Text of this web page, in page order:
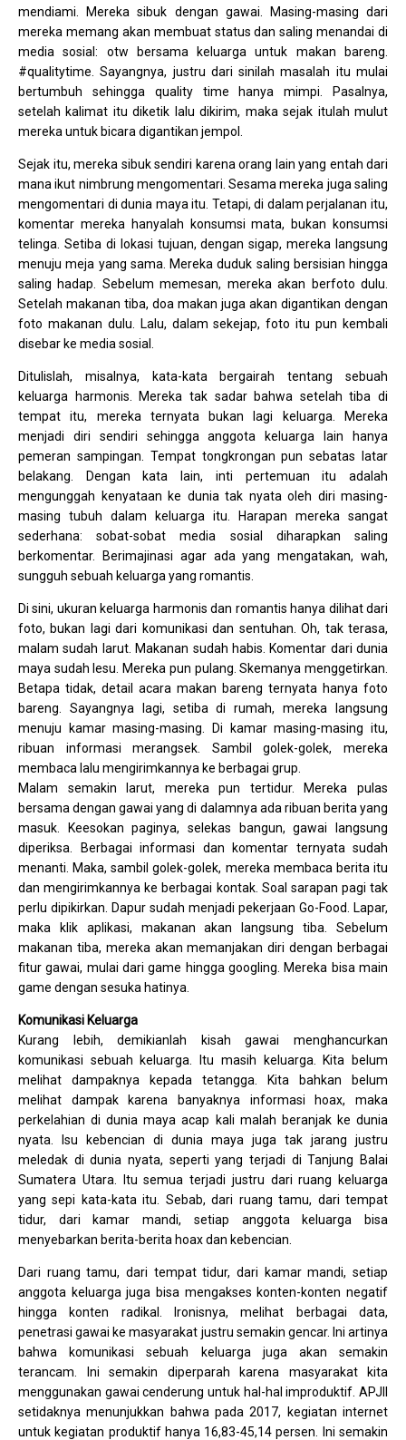
mendiami. Mereka sibuk dengan gawai. Masing-masing dari
mereka memang akan membuat status dan saling menandai di
media sosial: otw bersama keluarga untuk makan bareng.
#qualitytime. Sayangnya, justru dari sinilah masalah itu mulai
bertumbuh sehingga quality time hanya mimpi. Pasalnya,
setelah kalimat itu diketik lalu dikirim, maka sejak itulah mulut
mereka untuk bicara digantikan jempol.
Sejak itu, mereka sibuk sendiri karena orang lain yang entah dari
mana ikut nimbrung mengomentari. Sesama mereka juga saling
mengomentari di dunia maya itu. Tetapi, di dalam perjalanan itu,
komentar mereka hanyalah konsumsi mata, bukan konsumsi
telinga. Setiba di lokasi tujuan, dengan sigap, mereka langsung
menuju meja yang sama. Mereka duduk saling bersisian hingga
saling hadap. Sebelum memesan, mereka akan berfoto dulu.
Setelah makanan tiba, doa makan juga akan digantikan dengan
foto makanan dulu. Lalu, dalam sekejap, foto itu pun kembali
disebar ke media sosial.
Ditulislah, misalnya, kata-kata bergairah tentang sebuah
keluarga harmonis. Mereka tak sadar bahwa setelah tiba di
tempat itu, mereka ternyata bukan lagi keluarga. Mereka
menjadi diri sendiri sehingga anggota keluarga lain hanya
pemeran sampingan. Tempat tongkrongan pun sebatas latar
belakang. Dengan kata lain, inti pertemuan itu adalah
mengunggah kenyataan ke dunia tak nyata oleh diri masing-
masing tubuh dalam keluarga itu. Harapan mereka sangat
sederhana: sobat-sobat media sosial diharapkan saling
berkomentar. Berimajinasi agar ada yang mengatakan, wah,
sungguh sebuah keluarga yang romantis.
Di sini, ukuran keluarga harmonis dan romantis hanya dilihat dari
foto, bukan lagi dari komunikasi dan sentuhan. Oh, tak terasa,
malam sudah larut. Makanan sudah habis. Komentar dari dunia
maya sudah lesu. Mereka pun pulang. Skemanya menggetirkan.
Betapa tidak, detail acara makan bareng ternyata hanya foto
bareng. Sayangnya lagi, setiba di rumah, mereka langsung
menuju kamar masing-masing. Di kamar masing-masing itu,
ribuan informasi merangsek. Sambil golek-golek, mereka
membaca lalu mengirimkannya ke berbagai grup.
Malam semakin larut, mereka pun tertidur. Mereka pulas
bersama dengan gawai yang di dalamnya ada ribuan berita yang
masuk. Keesokan paginya, selekas bangun, gawai langsung
diperiksa. Berbagai informasi dan komentar ternyata sudah
menanti. Maka, sambil golek-golek, mereka membaca berita itu
dan mengirimkannya ke berbagai kontak. Soal sarapan pagi tak
perlu dipikirkan. Dapur sudah menjadi pekerjaan Go-Food. Lapar,
maka klik aplikasi, makanan akan langsung tiba. Sebelum
makanan tiba, mereka akan memanjakan diri dengan berbagai
fitur gawai, mulai dari game hingga googling. Mereka bisa main
game dengan sesuka hatinya.
Komunikasi Keluarga
Kurang lebih, demikianlah kisah gawai menghancurkan
komunikasi sebuah keluarga. Itu masih keluarga. Kita belum
melihat dampaknya kepada tetangga. Kita bahkan belum
melihat dampak karena banyaknya informasi hoax, maka
perkelahian di dunia maya acap kali malah beranjak ke dunia
nyata. Isu kebencian di dunia maya juga tak jarang justru
meledak di dunia nyata, seperti yang terjadi di Tanjung Balai
Sumatera Utara. Itu semua terjadi justru dari ruang keluarga
yang sepi kata-kata itu. Sebab, dari ruang tamu, dari tempat
tidur, dari kamar mandi, setiap anggota keluarga bisa
menyebarkan berita-berita hoax dan kebencian.
Dari ruang tamu, dari tempat tidur, dari kamar mandi, setiap
anggota keluarga juga bisa mengakses konten-konten negatif
hingga konten radikal. Ironisnya, melihat berbagai data,
penetrasi gawai ke masyarakat justru semakin gencar. Ini artinya
bahwa komunikasi sebuah keluarga juga akan semakin
terancam. Ini semakin diperparah karena masyarakat kita
menggunakan gawai cenderung untuk hal-hal improduktif. APJII
setidaknya menunjukkan bahwa pada 2017, kegiatan internet
untuk kegiatan produktif hanya 16,83-45,14 persen. Ini semakin